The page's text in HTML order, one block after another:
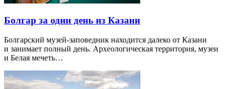
Болгар за один день из Казани
Болгарский музей-заповедник находится далеко от Казани
и занимает полный день. Археологическая территория, музеи
и Белая мечеть…